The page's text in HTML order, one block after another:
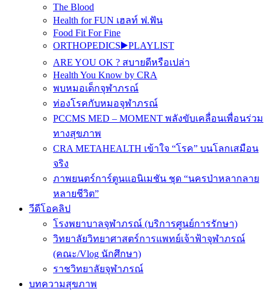
The Blood
Health for FUN เฮลท์ ฟ.ฟัน
Food Fit For Fine
ORTHOPEDICS▶️PLAYLIST
ARE YOU OK ? สบายดีหรือเปล่า
Health You Know by CRA
พบหมอเด็กจุฬาภรณ์
ท่องโรคกับหมอจุฬาภรณ์
PCCMS MED – MOMENT พลังขับเคลื่อนเพื่อนร่วม
ทางสุขภาพ
CRA METAHEALTH เข้าใจ “โรค” บนโลกเสมือน
จริง
ภาพยนตร์การ์ตูนแอนิเมชัน ชุด “นครป่าหลากลาย
หลายชีวิต”
วีดีโอคลิป
โรงพยาบาลจุฬาภรณ์ (บริการศูนย์การรักษา)
วิทยาลัยวิทยาศาสตร์การแพทย์เจ้าฟ้าจุฬาภรณ์
(คณะ/Vlog นักศึกษา)
ราชวิทยาลัยจุฬาภรณ์
บทความสุขภาพ